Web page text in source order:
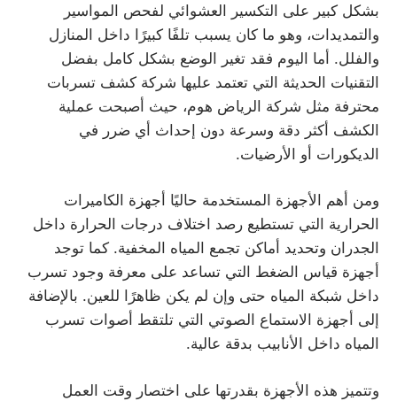
بشكل كبير على التكسير العشوائي لفحص المواسير
والتمديدات، وهو ما كان يسبب تلفًا كبيرًا داخل المنازل
والفلل. أما اليوم فقد تغير الوضع بشكل كامل بفضل
التقنيات الحديثة التي تعتمد عليها شركة كشف تسربات
محترفة مثل شركة الرياض هوم، حيث أصبحت عملية
الكشف أكثر دقة وسرعة دون إحداث أي ضرر في
الديكورات أو الأرضيات.
ومن أهم الأجهزة المستخدمة حاليًا أجهزة الكاميرات
الحرارية التي تستطيع رصد اختلاف درجات الحرارة داخل
الجدران وتحديد أماكن تجمع المياه المخفية. كما توجد
أجهزة قياس الضغط التي تساعد على معرفة وجود تسرب
داخل شبكة المياه حتى وإن لم يكن ظاهرًا للعين. بالإضافة
إلى أجهزة الاستماع الصوتي التي تلتقط أصوات تسرب
المياه داخل الأنابيب بدقة عالية.
وتتميز هذه الأجهزة بقدرتها على اختصار وقت العمل